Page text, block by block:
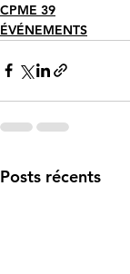
CPME 39
ÉVÉNEMENTS
Posts récents